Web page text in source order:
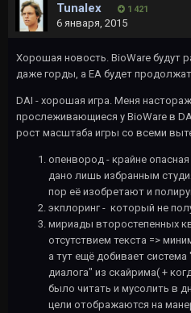
Tunalex 1 421
6 января, 2015
Хорошая новость. BioWare будут
даже горды, а EA будет
DAI - хорошая игра. Меня
прослеживающиеся у BioWare в
рост масштаба игры со всеми
опенвород - крайне
дано лишь избранным
пор её изобретают и
экплоринг - который не
мириады второстепенных
отсутствием текста =>
а тут ещё добивает
диалога" из скайрима( +
было читать и мусолить в
цели отображаются на